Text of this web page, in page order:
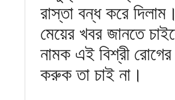
রাস্তা বন্ধ করে
মেয়ের খবর জানতে
নামক এই বিশ্রী
করুক তা চাই না।